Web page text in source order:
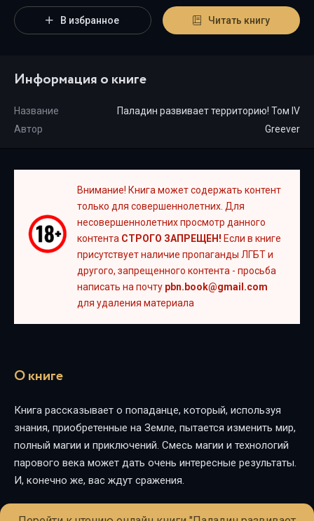
литература"является наиболее популярным жанром для
современного читателя, а книга "Паладин развивает
{cat-title}".
В избранное Читать книгу
Информация о книге
Название
Паладин развивает территорию! Том IV
Автор
Greever
Внимание! Книга может содержать контент
только для совершеннолетних. Для
несовершеннолетних просмотр данного
контента СТРОГО ЗАПРЕЩЕН! Если в книге
присутствует наличие пропаганды ЛГБТ и
другого, запрещенного контента - просьба
написать на почту pbn.book@gmail.com
для удаления материала
О книге
Книга рассказывает о попаданце, который, используя
знания, приобретенные на Земле, пытается изменить мир,
полный магии и приключений. Смесь магии и технологий
парового века может дать очень интересные результаты.
И, конечно же, вас ждут сражения.